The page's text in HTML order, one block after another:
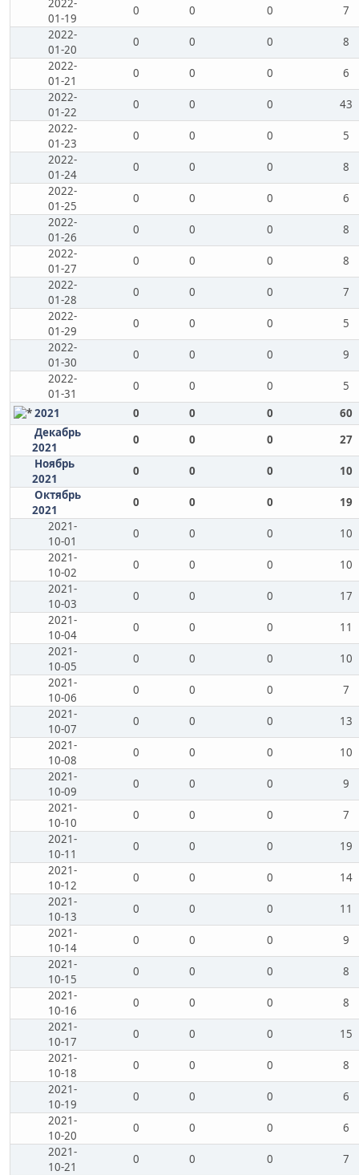
2022-
01-19
0 0 0
7
2022-
01-20
0 0 0
8
2022-
01-21
0 0 0
6
2022-
01-22
0 0 0
43
2022-
01-23
0 0 0
5
2022-
01-24
0 0 0
8
2022-
01-25
0 0 0
6
2022-
01-26
0 0 0
8
2022-
01-27
0 0 0
8
2022-
01-28
0 0 0
7
2022-
01-29
0 0 0
5
2022-
01-30
0 0 0
9
2022-
01-31
0 0 0
5
2021
0 0 0
60
Декабрь
2021
0 0 0
27
Ноябрь
2021
0 0 0
10
Октябрь
2021
0 0 0
19
2021-
10-01
0 0 0
10
2021-
10-02
0 0 0
10
2021-
10-03
0 0 0
17
2021-
10-04
0 0 0
11
2021-
10-05
0 0 0
10
2021-
10-06
0 0 0
7
2021-
10-07
0 0 0
13
2021-
10-08
0 0 0
10
2021-
10-09
0 0 0
9
2021-
10-10
0 0 0
7
2021-
10-11
0 0 0
19
2021-
10-12
0 0 0
14
2021-
10-13
0 0 0
11
2021-
10-14
0 0 0
9
2021-
10-15
0 0 0
8
2021-
10-16
0 0 0
8
2021-
10-17
0 0 0
15
2021-
10-18
0 0 0
8
2021-
10-19
0 0 0
6
2021-
10-20
0 0 0
6
2021-
10-21
0 0 0
7